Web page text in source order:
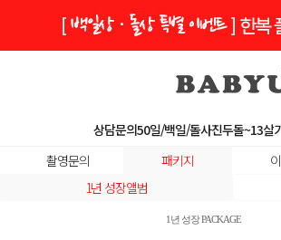
상담문의50일/백일/돌사진두돌~13살
촬영문의
패키지
1년 성장앨범
1년 성장 PACKAGE